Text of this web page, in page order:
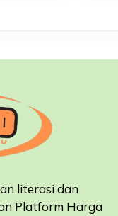
literasi dan
Platform Harga